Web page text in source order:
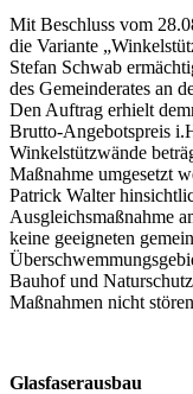
Mit Beschluss vom
die Variante
Stefan Schwab
des Gemeinderates an
Den Auftrag erhielt
Brutto-Angebotspreis
Winkelstützwände
Maßnahme umgesetzt
Patrick Walter
Ausgleichsmaßnahme
keine geeigneten
Bauhof und
Maßnahmen nicht
Glasfaserausbau